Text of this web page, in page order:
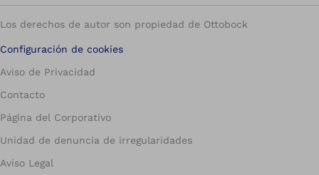
Los derechos de autor son propiedad de Ottobock
Configuración de cookies
Aviso de Privacidad
Contacto
Página del Corporativo
Unidad de denuncia de irregularidades
Aviso Legal